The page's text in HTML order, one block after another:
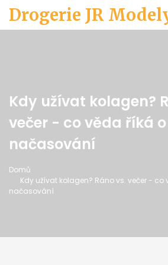
Drogerie JR
Kdy užívat kolagen?
večer - co věda říká
načasování
Domů
Kdy užívat kolagen? Ráno vs. večer -
načasování